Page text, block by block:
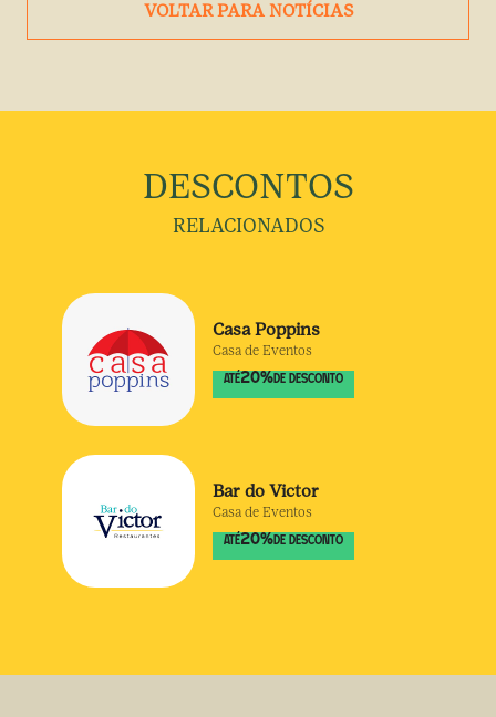
VOLTAR PARA NOTÍCIAS
DESCONTOS
RELACIONADOS
Casa Poppins
Casa de Eventos
ATÉ20% DE DESCONTO
Bar do Victor
Casa de Eventos
ATÉ20% DE DESCONTO